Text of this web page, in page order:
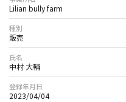
Lilian bully farm
種別
販売
氏名
中村 大輔
登録年月日
2023/04/04